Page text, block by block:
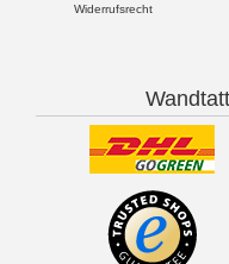
Widerrufsrecht